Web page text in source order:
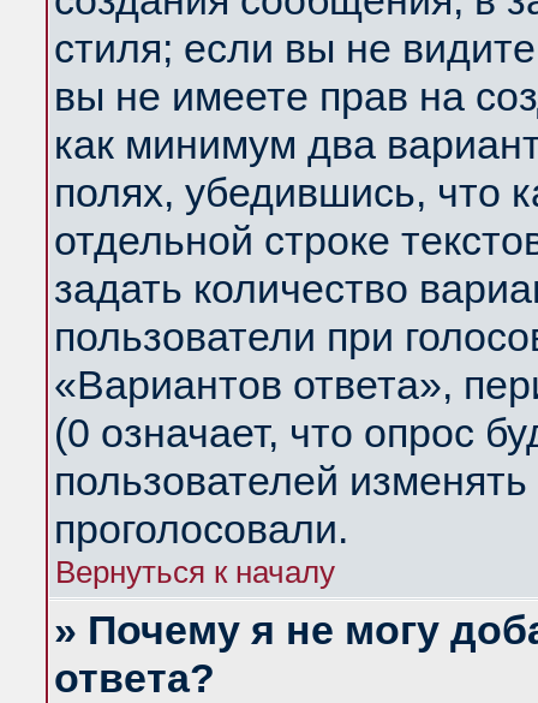
стиля; если вы не
вы не имеете прав на
как минимум два
полях, убедившись, что
отдельной строке
задать количество
пользователи при
«Вариантов ответа»,
(0 означает, что опрос
пользователей
проголосовали.
Вернуться к началу
» Почему я не могу
ответа?